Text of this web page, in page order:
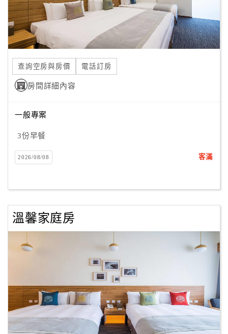
上
客
服
紅
利
查
訂
房
Q&A
旅
卡
房
請
款
收
據
查詢空房與房價 電話訂房
房間詳細內容
一般專案
3份早餐
2026/08/08 客滿
溫馨家庭房